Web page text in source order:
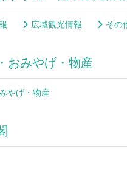
広域観光情報 その
おみやげ・物産
やげ・物産